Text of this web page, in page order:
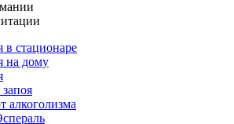
в стационаре
на дому
алкоголизма